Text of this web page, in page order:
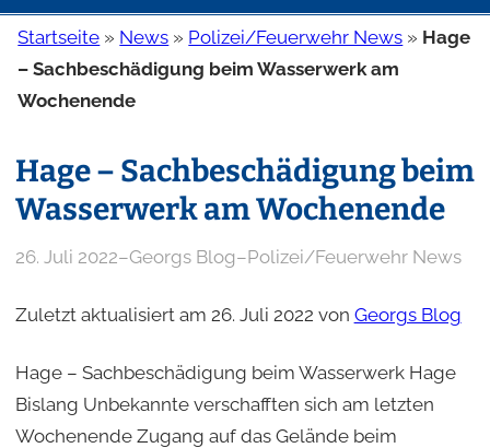
Startseite » News » Polizei/Feuerwehr News » Hage
– Sachbeschädigung beim Wasserwerk am
Wochenende
Hage – Sachbeschädigung beim
Wasserwerk am Wochenende
26. Juli 2022–Georgs Blog–Polizei/Feuerwehr News
Zuletzt aktualisiert am 26. Juli 2022 von Georgs Blog
Hage – Sachbeschädigung beim Wasserwerk Hage
Bislang Unbekannte verschafften sich am letzten
Wochenende Zugang auf das Gelände beim